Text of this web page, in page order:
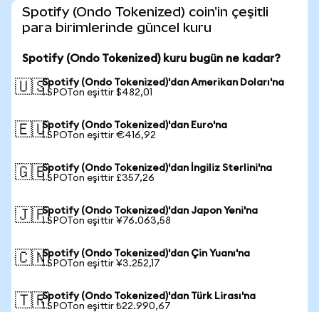
Spotify (Ondo Tokenized) coin'in çeşitli
para birimlerinde güncel kuru
Spotify (Ondo Tokenized) kuru bugün ne kadar?
🇺🇸Spotify (Ondo Tokenized)'dan Amerikan Doları'na
1 SPOTon eşittir $482,01
🇪🇺Spotify (Ondo Tokenized)'dan Euro'na
1 SPOTon eşittir €416,92
🇬🇧Spotify (Ondo Tokenized)'dan İngiliz Sterlini'na
1 SPOTon eşittir £357,26
🇯🇵Spotify (Ondo Tokenized)'dan Japon Yeni'na
1 SPOTon eşittir ¥76.063,58
🇨🇳Spotify (Ondo Tokenized)'dan Çin Yuanı'na
1 SPOTon eşittir ¥3.252,17
🇹🇷Spotify (Ondo Tokenized)'dan Türk Lirası'na
1 SPOTon eşittir ₺22.990,67